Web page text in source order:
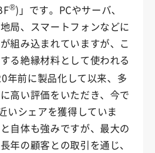
®)」です。PCやサーバ、
局、スマートフォンなどに
組み込まれていますが、こ
る絶縁材料として使われる
年前に製品化して以来、多
高い評価をいただき、今で
いシェアを獲得していま
自体も強みですが、最大の
年の顧客との取引を通じ、